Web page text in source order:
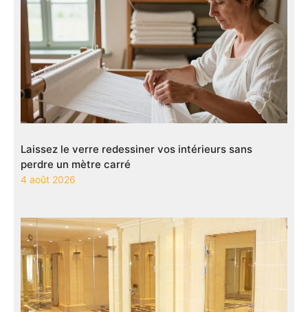
Laissez le verre redessiner vos intérieurs sans
perdre un mètre carré
4 août 2026